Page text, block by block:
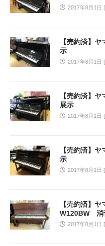
2017年8月1日
【売約済】
示
2017年8月1日
【売約済】
展示
2017年8月1日
【売約済】
示
2017年8月1日
【売約済】
W120BW 消
2017年8月1日